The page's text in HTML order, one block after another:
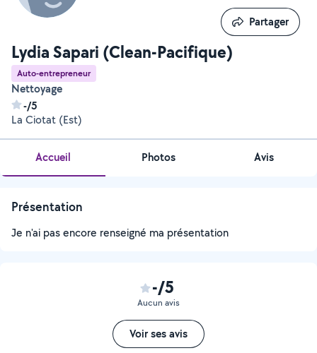
Lydia Sapari (Clean-Pacifique)
Auto-entrepreneur
Nettoyage
-/5
La Ciotat (Est)
Partager
Partager
Accueil Photos Avis
Présentation
Je n'ai pas encore renseigné ma présentation
-/5
Aucun avis
Voir ses avis